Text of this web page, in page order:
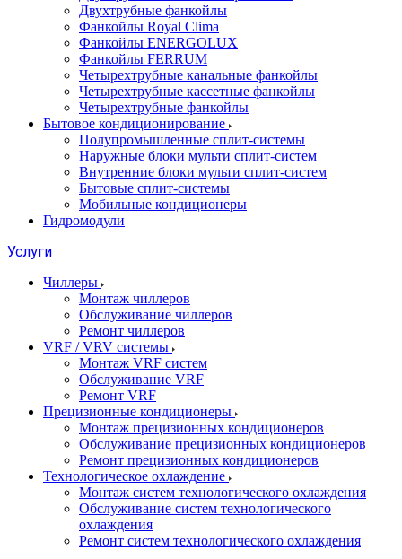
Двухтрубные фанкойлы
Фанкойлы Royal Clima
Фанкойлы ENERGOLUX
Фанкойлы FERRUM
Четырехтрубные канальные фанкойлы
Четырехтрубные кассетные фанкойлы
Четырехтрубные фанкойлы
Бытовое кондиционирование
Полупромышленные сплит-системы
Наружные блоки мульти сплит-систем
Внутренние блоки мульти сплит-систем
Бытовые сплит-системы
Мобильные кондиционеры
Гидромодули
Услуги
Чиллеры
Монтаж чиллеров
Обслуживание чиллеров
Ремонт чиллеров
VRF / VRV системы
Монтаж VRF систем
Обслуживание VRF
Ремонт VRF
Прецизионные кондиционеры
Монтаж прецизионных кондиционеров
Обслуживание прецизионных кондиционеров
Ремонт прецизионных кондиционеров
Технологическое охлаждение
Монтаж систем технологического охлаждения
Обслуживание систем технологического
охлаждения
Ремонт систем технологического охлаждения